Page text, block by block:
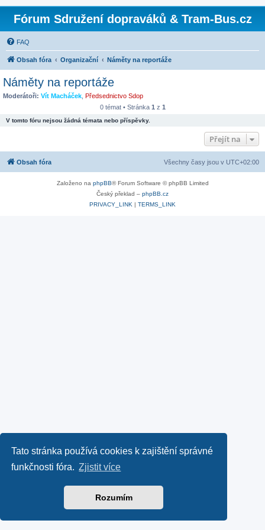
Tato stránka používá cookies k zajištění správné
funkčnosti fóra. Zjistit více
Rozumím
Fórum Sdružení dopraváků & Tram-Bus.cz
FAQ
Obsah fóra Organizační Náměty na reportáže
Náměty na reportáže
Moderátoři: Vít Macháček Předsednictvo Sdop
0 témat • Stránka 1 z 1
V tomto fóru nejsou žádná témata nebo příspěvky.
Přejít na
Obsah fóra Všechny časy jsou v UTC+02:00
Založeno na phpBB® Forum Software © phpBB Limited
Český překlad – phpBB.cz
PRIVACY_LINK | TERMS_LINK